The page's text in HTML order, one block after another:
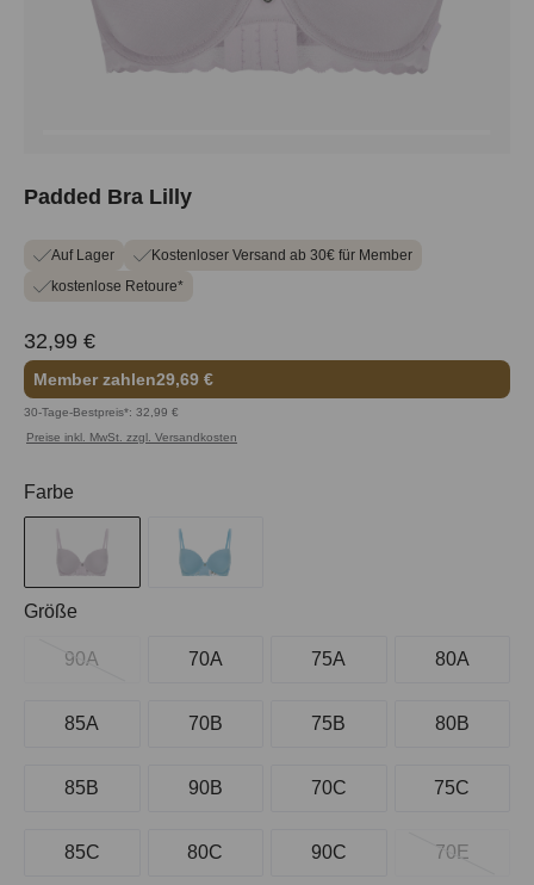
Padded Bra Lilly
Auf Lager
Kostenloser Versand ab 30€ für Member
kostenlose Retoure*
32,99 €
Member zahlen29,69 €
30-Tage-Bestpreis*: 32,99 €
Preise inkl. MwSt. zzgl. Versandkosten
Farbe
Größe
90A 70A 75A 80A
85A 70B 75B 80B
85B 90B 70C 75C
85C 80C 90C 70E